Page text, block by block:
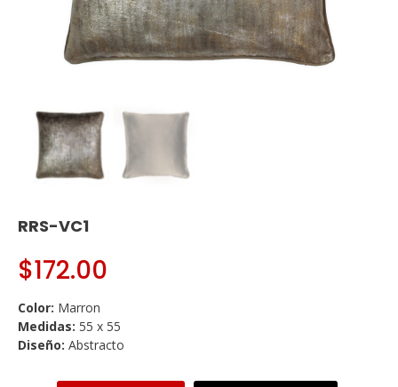
RRS-VC1
$172.00
Color: Marron
Medidas: 55 x 55
Diseño: Abstracto